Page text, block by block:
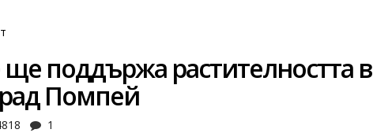
поддържа растителността в
Помпей
1